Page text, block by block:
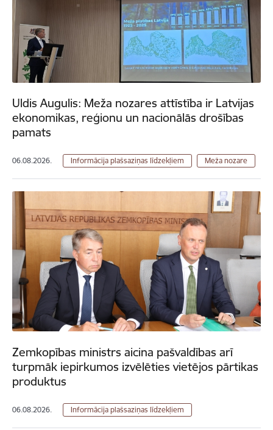
Uldis Augulis: Meža nozares attīstība ir Latvijas
ekonomikas, reģionu un nacionālās drošības
pamats
06.08.2026. Informācija plašsaziņas līdzekļiem Meža nozare
Zemkopības ministrs aicina pašvaldības arī
turpmāk iepirkumos izvēlēties vietējos pārtikas
produktus
06.08.2026. Informācija plašsaziņas līdzekļiem